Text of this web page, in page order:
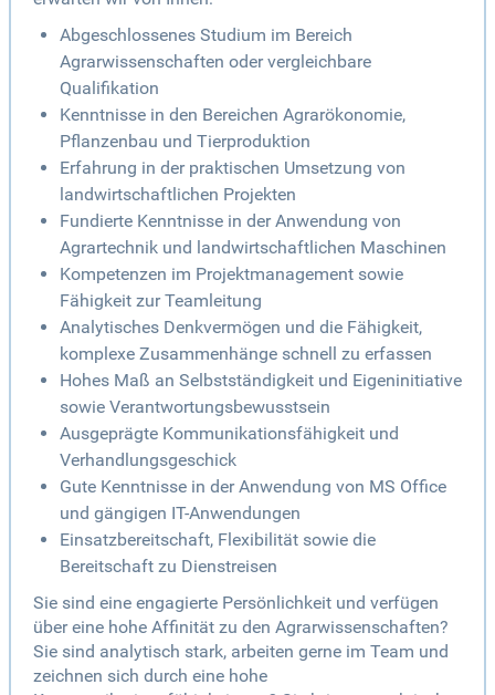
Abgeschlossenes Studium im Bereich
Agrarwissenschaften oder vergleichbare
Qualifikation
Kenntnisse in den Bereichen Agrarökonomie,
Pflanzenbau und Tierproduktion
Erfahrung in der praktischen Umsetzung von
landwirtschaftlichen Projekten
Fundierte Kenntnisse in der Anwendung von
Agrartechnik und landwirtschaftlichen Maschinen
Kompetenzen im Projektmanagement sowie
Fähigkeit zur Teamleitung
Analytisches Denkvermögen und die Fähigkeit,
komplexe Zusammenhänge schnell zu erfassen
Hohes Maß an Selbstständigkeit und Eigeninitiative
sowie Verantwortungsbewusstsein
Ausgeprägte Kommunikationsfähigkeit und
Verhandlungsgeschick
Gute Kenntnisse in der Anwendung von MS Office
und gängigen IT-Anwendungen
Einsatzbereitschaft, Flexibilität sowie die
Bereitschaft zu Dienstreisen
Sie sind eine engagierte Persönlichkeit und verfügen
über eine hohe Affinität zu den Agrarwissenschaften?
Sie sind analytisch stark, arbeiten gerne im Team und
zeichnen sich durch eine hohe